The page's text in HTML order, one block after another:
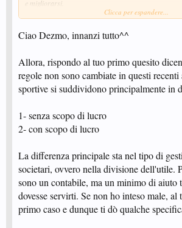
e migliorarsi.
Se questo è vero, deduco quindi che le uniche entrate
(allenatori, tecnici ecc) derivino dagli sponsor che
appoggiare la società dilettantistica.
cose realmente?
Spero che qualcuno mi riesca a spiegare questo
dezmo
Clicca per espandere...
Ciao Dezmo, innanzi tutto^^
Allora, rispondo al tuo primo quesito
regole non sono cambiate in questi recenti
sportive si suddividono principalmente in
1- senza scopo di lucro
2- con scopo di lucro
La differenza principale sta nel tipo di
societari, ovvero nella divisione dell'utile.
sono un contabile, ma un minimo di aiuto
dovesse servirti. Se non ho inteso male, al
primo caso e dunque ti dò qualche